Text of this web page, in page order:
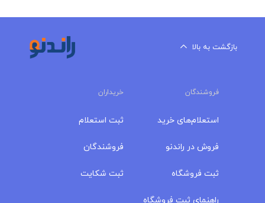
بازگشت به بالا
فروشندگان خریداران
استعلام‌های خرید
فروش در راندنو
ثبت فروشگاه
راهنمای ثبت فروشگاه
ثبت استعلام
فروشندگان
ثبت شکایت